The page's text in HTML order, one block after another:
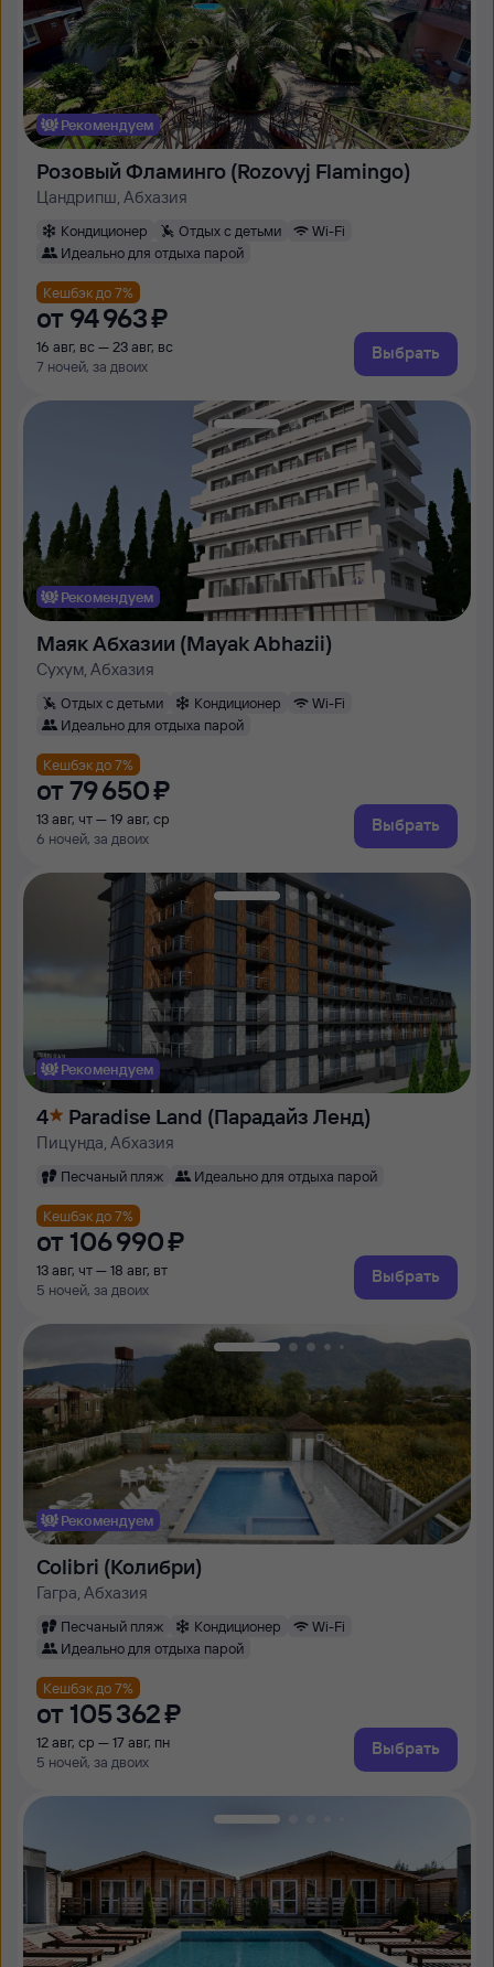
Рекомендуем
Розовый Фламинго (Rozovyj Flamingo)
Цандрипш, Абхазия
Кондиционер Отдых с детьми
Wi-Fi
Идеально для отдыха парой
Кешбэк до 7%
от 94 ⁠963 ⁠₽
16 авг, вс — 23 авг, вс
7 ночей, за двоих
Выбрать
Рекомендуем
Маяк Абхазии (Mayak Abhazii)
Сухум, Абхазия
Отдых с детьми Кондиционер
Wi-Fi
Идеально для отдыха парой
Кешбэк до 7%
от 79 ⁠650 ⁠₽
13 авг, чт — 19 авг, ср
6 ночей, за двоих
Выбрать
Рекомендуем
4 Paradise Land (Парадайз Ленд)
Пицунда, Абхазия
Песчаный пляж Идеально для отдыха парой
Кешбэк до 7%
от 106 ⁠990 ⁠₽
13 авг, чт — 18 авг, вт
5 ночей, за двоих
Выбрать
Рекомендуем
Colibri (Колибри)
Гагра, Абхазия
Песчаный пляж Кондиционер
Wi-Fi
Идеально для отдыха парой
Кешбэк до 7%
от 105 ⁠362 ⁠₽
12 авг, ср — 17 авг, пн
5 ночей, за двоих
Выбрать